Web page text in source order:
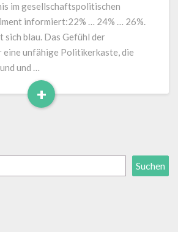
im gesellschaftspolitischen
informiert:22% … 24% … 26%.
sich blau. Das Gefühl der
unfähige Politikerkaste, die
und …
+
Read
Suchen